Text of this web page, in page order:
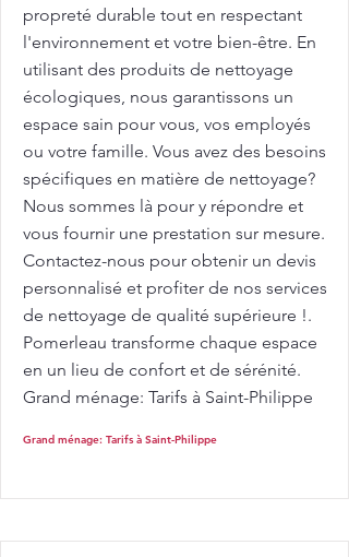
propreté durable tout en respectant
l'environnement et votre bien-être. En
utilisant des produits de nettoyage
écologiques, nous garantissons un
espace sain pour vous, vos employés
ou votre famille. Vous avez des besoins
spécifiques en matière de nettoyage?
Nous sommes là pour y répondre et
vous fournir une prestation sur mesure.
Contactez-nous pour obtenir un devis
personnalisé et profiter de nos services
de nettoyage de qualité supérieure !.
Pomerleau transforme chaque espace
en un lieu de confort et de sérénité.
Grand ménage: Tarifs à Saint-Philippe
Grand ménage: Tarifs à Saint-Philippe